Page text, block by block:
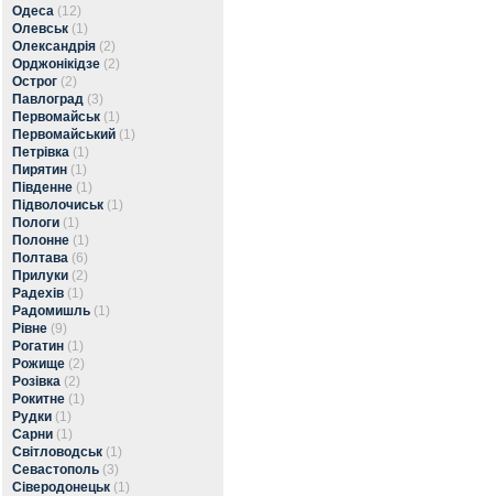
Одеса (12)
Олевськ (1)
Олександрія (2)
Орджонікідзе (2)
Острог (2)
Павлоград (3)
Первомайськ (1)
Первомайський (1)
Петрівка (1)
Пирятин (1)
Південне (1)
Підволочиськ (1)
Пологи (1)
Полонне (1)
Полтава (6)
Прилуки (2)
Радехів (1)
Радомишль (1)
Рівне (9)
Рогатин (1)
Рожище (2)
Розівка (2)
Рокитне (1)
Рудки (1)
Сарни (1)
Світловодськ (1)
Севастополь (3)
Сіверодонецьк (1)